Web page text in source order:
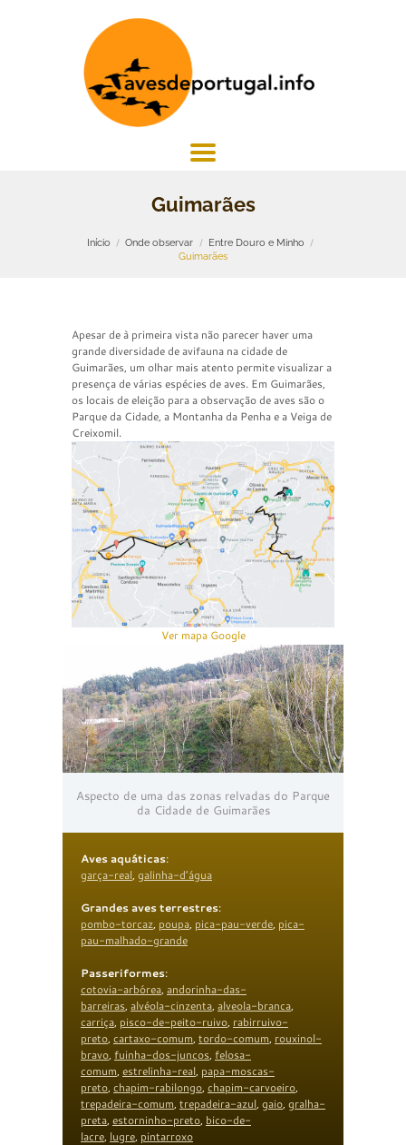
Guimarães
Início Onde observar
Entre Douro e Minho
Guimarães
Apesar de à primeira vista não parecer haver uma
grande diversidade de avifauna na cidade de
Guimarães, um olhar mais atento permite visualizar a
presença de várias espécies de aves. Em Guimarães,
os locais de eleição para a observação de aves são o
Parque da Cidade, a Montanha da Penha e a Veiga de
Creixomil.
Ver mapa Google
Aspecto de uma das zonas relvadas do Parque
da Cidade de Guimarães
Aves aquáticas:
garça-real, galinha-d’água
Grandes aves terrestres:
pombo-torcaz, poupa, pica-pau-verde, pica-
pau-malhado-grande
Passeriformes:
cotovia-arbórea, andorinha-das-
barreiras, alvéola-cinzenta, alveola-branca,
carriça, pisco-de-peito-ruivo, rabirruivo-
preto, cartaxo-comum, tordo-comum, rouxinol-
bravo, fuinha-dos-juncos, felosa-
comum, estrelinha-real, papa-moscas-
preto, chapim-rabilongo, chapim-carvoeiro,
trepadeira-comum, trepadeira-azul, gaio, gralha-
preta, estorninho-preto, bico-de-
lacre, lugre, pintarroxo